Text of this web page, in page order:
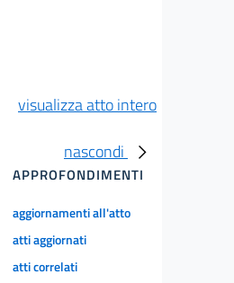
visualizza atto intero
nascondi
APPROFONDIMENTI
aggiornamenti all'atto
atti aggiornati
atti correlati